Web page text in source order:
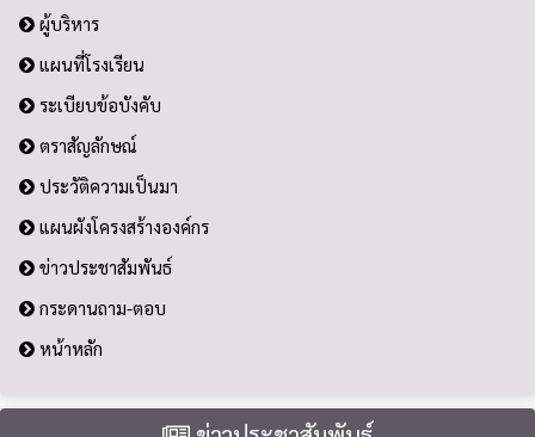
ผู้บริหาร
แผนที่โรงเรียน
ระเบียบข้อบังคับ
ตราสัญลักษณ์
ประวัติความเป็นมา
แผนผังโครงสร้างองค์กร
ข่าวประชาสัมพันธ์
กระดานถาม-ตอบ
หน้าหลัก